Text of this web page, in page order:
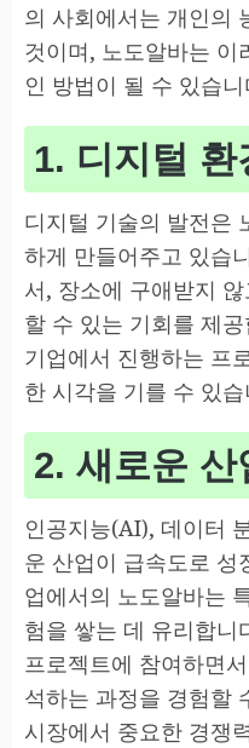
의 사회에서는 개인의
것이며, 노도알바는 이
인 방법이 될 수 있습니
1. 디지털 환
디지털 기술의 발전은
하게 만들어주고 있습
서, 장소에 구애받지
할 수 있는 기회를 제
기업에서 진행하는 프
한 시각을 기를 수 있습
2. 새로운 산
인공지능(AI), 데이터
운 산업이 급속도로 성
업에서의 노도알바는
험을 쌓는 데 유리합니
프로젝트에 참여하면
석하는 과정을 경험할
시장에서 중요한 경쟁